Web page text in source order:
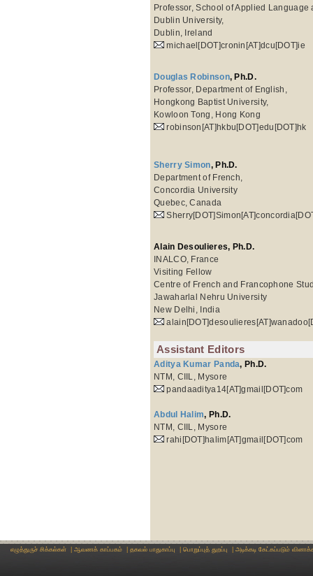
Professor, School of Applied
Dublin University,
Dublin, Ireland
michael[DOT]cronin[AT]dcu[DOT]ie
Douglas Robinson, Ph.D.
Professor, Department of English,
Hongkong Baptist University,
Kowloon Tong, Hong Kong
robinson[AT]hkbu[DOT]edu[DOT]hk
Sherry Simon, Ph.D.
Department of French,
Concordia University
Quebec, Canada
Alain Desoulieres, Ph.D.
INALCO, France
Visiting Fellow
Centre of French and Francophone
Jawaharlal Nehru University
New Delhi, India
Assistant Editors
Aditya Kumar Panda, Ph.D.
NTM, CIIL, Mysore
pandaaditya14[AT]gmail[DOT]com
Abdul Halim, Ph.D.
NTM, CIIL, Mysore
rahi[DOT]halim[AT]gmail[DOT]com
எழுத்துருச் சிக்கல்கள் ஆவணக் காப்பகம் தகவல் பாதுகாப்பு பொறுப்புத் துறப்பு அடிக்கடி கேட்கப்படும்